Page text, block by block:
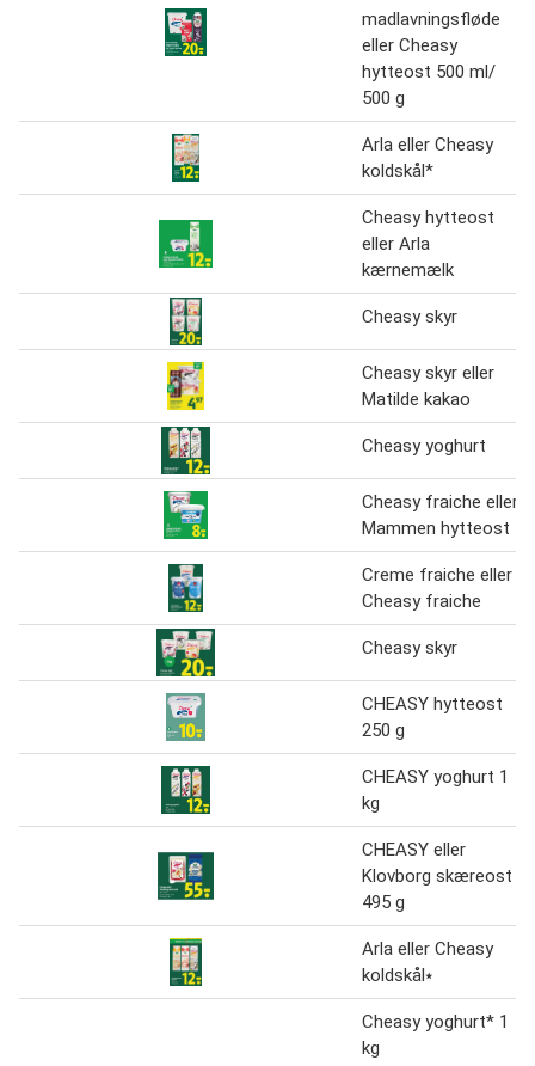
madlavningsfløde
eller Cheasy
hytteost 500 ml/
500 g
Arla eller Cheasy
koldskål*
Cheasy hytteost
eller Arla
kærnemælk
Cheasy skyr
Cheasy skyr eller
Matilde kakao
Cheasy yoghurt
Cheasy fraiche eller
Mammen hytteost
Creme fraiche eller
Cheasy fraiche
Cheasy skyr
CHEASY hytteost
250 g
CHEASY yoghurt 1
kg
CHEASY eller
Klovborg skæreost
495 g
Arla eller Cheasy
koldskål⭑
Cheasy yoghurt* 1
kg